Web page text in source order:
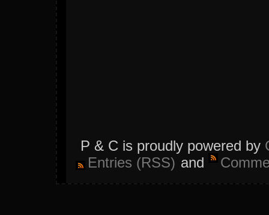
P & C is proudly powered by
Entries (RSS) and